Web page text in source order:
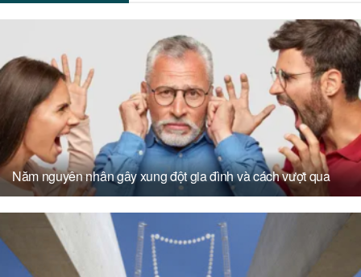
Năm nguyên nhân gây xung đột gia đình và cách vượt qua